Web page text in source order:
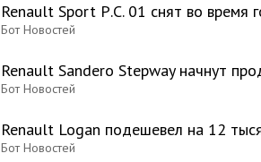
Renault Sport Р.С. 01 снят во время
Бот Новостей
Renault Sandero Stepway начнут
Бот Новостей
Renault Logan подешевел на 12
Бот Новостей